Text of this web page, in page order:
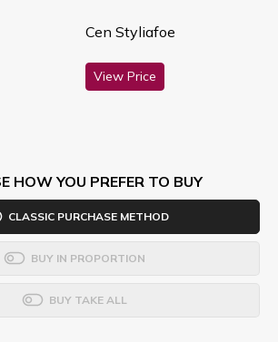
Cen Styliafoe
View Price
HOW YOU PREFER TO BUY
CLASSIC PURCHASE METHOD
BUY IN PROPORTION
BUY TAKE ALL